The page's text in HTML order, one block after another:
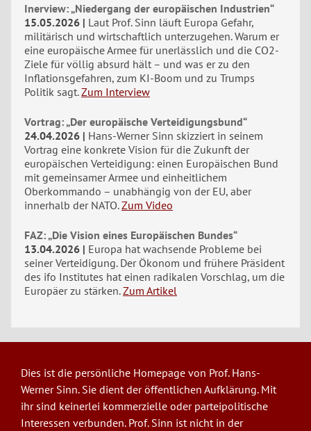
Inerview: „Niedergang der europäischen Industrien“
15.05.2026
Laut Prof. Sinn läuft Europa Gefahr,
militärisch und wirtschaftlich unterzugehen. Warum er
eine europäische Armee für unerlässlich und die CO2-
Ziele für völlig absurd hält – und was er zu den
Inflationsgefahren, zum KI-Boom und zu Trumps
Politik sagt. Zum Interview
Vortrag: „Der europäische Verteidigungsbund“
24.04.2026
Hans-Werner Sinn skizziert in seinem
Vortrag eine konkrete Vision für die Zukunft der
europäischen Verteidigung: einen Europäischen Bund
mit gemeinsamer Armee und einheitlichem
Oberkommando – unabhängig von der EU, aber
innerhalb der NATO. Zum Video
FAZ: „Die Vision eines Europäischen Bundes“
13.04.2026
Europa hat wachsende Probleme bei
seiner Verteidigung. Der Ökonom und frühere Präsident
des ifo Institutes hat einen radikalen Vorschlag, um die
Europäer zu stärken. Zum Artikel
Dies ist die persönliche Homepage von Prof. Hans-
Werner Sinn. Sie dient der öffentlichen Aufklärung. Mit
ihr sind keinerlei kommerzielle oder parteipolitische
Interessen verbunden. Prof. Sinn ist nicht in der